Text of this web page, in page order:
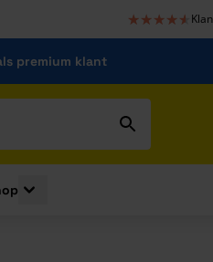
★★★★★
★★★★★
premium klant
for Bestrating
Toggle submenu for Bouwshop